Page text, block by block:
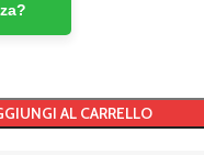
AL CARRELLO